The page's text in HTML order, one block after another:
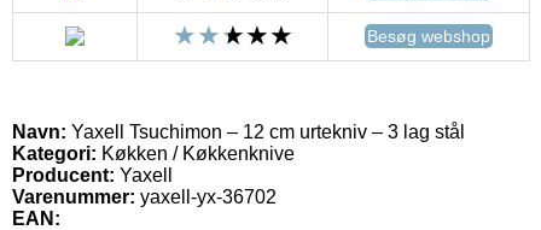
Besøg webshop
Navn: Yaxell Tsuchimon – 12 cm urtekniv – 3 lag stål
Kategori: Køkken / Køkkenknive
Producent: Yaxell
Varenummer: yaxell-yx-36702
EAN: